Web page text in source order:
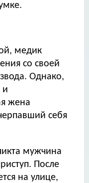
медик
со своей
Однако,
и
жена
себя
мужчина
После
на улице,